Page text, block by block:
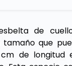
de
tamaño que
de longitud